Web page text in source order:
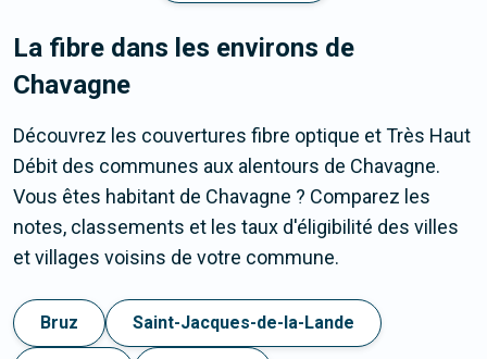
La fibre dans les environs de
Chavagne
Découvrez les couvertures fibre optique et Très Haut
Débit des communes aux alentours de Chavagne.
Vous êtes habitant de Chavagne ? Comparez les
notes, classements et les taux d'éligibilité des villes
et villages voisins de votre commune.
Bruz Saint-Jacques-de-la-Lande